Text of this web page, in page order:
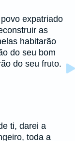
expatriado
as
habitarão
do seu bom
do seu fruto.
ti, darei a
toda a